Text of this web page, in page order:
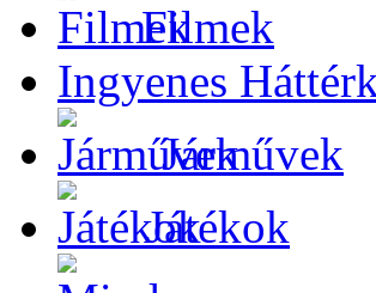
Filmek
Ingyenes
Járművek
Játékok